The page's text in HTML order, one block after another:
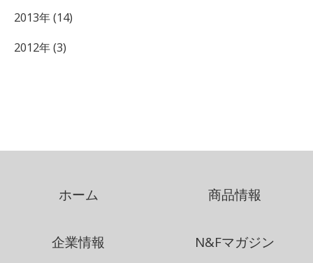
2013年 (14)
2012年 (3)
ホーム 商品情報
企業情報 N&Fマガジン